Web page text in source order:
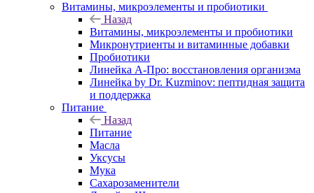
Витамины, микроэлементы и пробиотики
Назад
Витамины, микроэлементы и пробиотики
Микронутриенты и витаминные добавки
Пробиотики
Линейка А-Про: восстановления организма
Линейка by Dr. Kuzminov: пептидная защита
и поддержка
Питание
Назад
Питание
Масла
Уксусы
Мука
Сахарозаменители